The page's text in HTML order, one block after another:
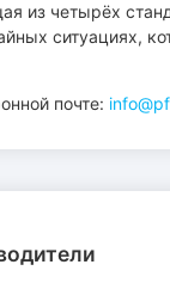
из четырёх
ситуациях,
почте: